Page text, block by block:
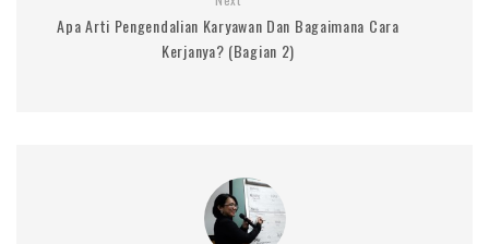
Apa Arti Pengendalian Karyawan Dan Bagaimana Cara
Kerjanya? (Bagian 2)